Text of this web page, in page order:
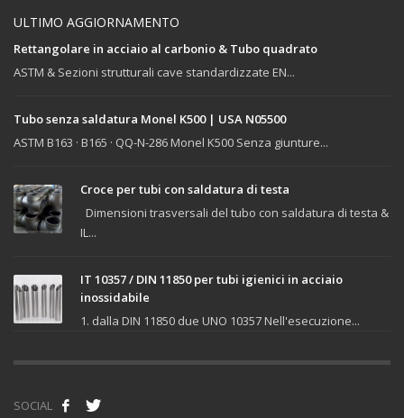
ULTIMO AGGIORNAMENTO
Rettangolare in acciaio al carbonio & Tubo quadrato
ASTM & Sezioni strutturali cave standardizzate EN...
Tubo senza saldatura Monel K500 | USA N05500
ASTM B163 · B165 · QQ-N-286 Monel K500 Senza giunture...
Croce per tubi con saldatura di testa
Dimensioni trasversali del tubo con saldatura di testa &
IL...
IT 10357 / DIN 11850 per tubi igienici in acciaio
inossidabile
1. dalla DIN 11850 due UNO 10357 Nell'esecuzione...
SOCIAL